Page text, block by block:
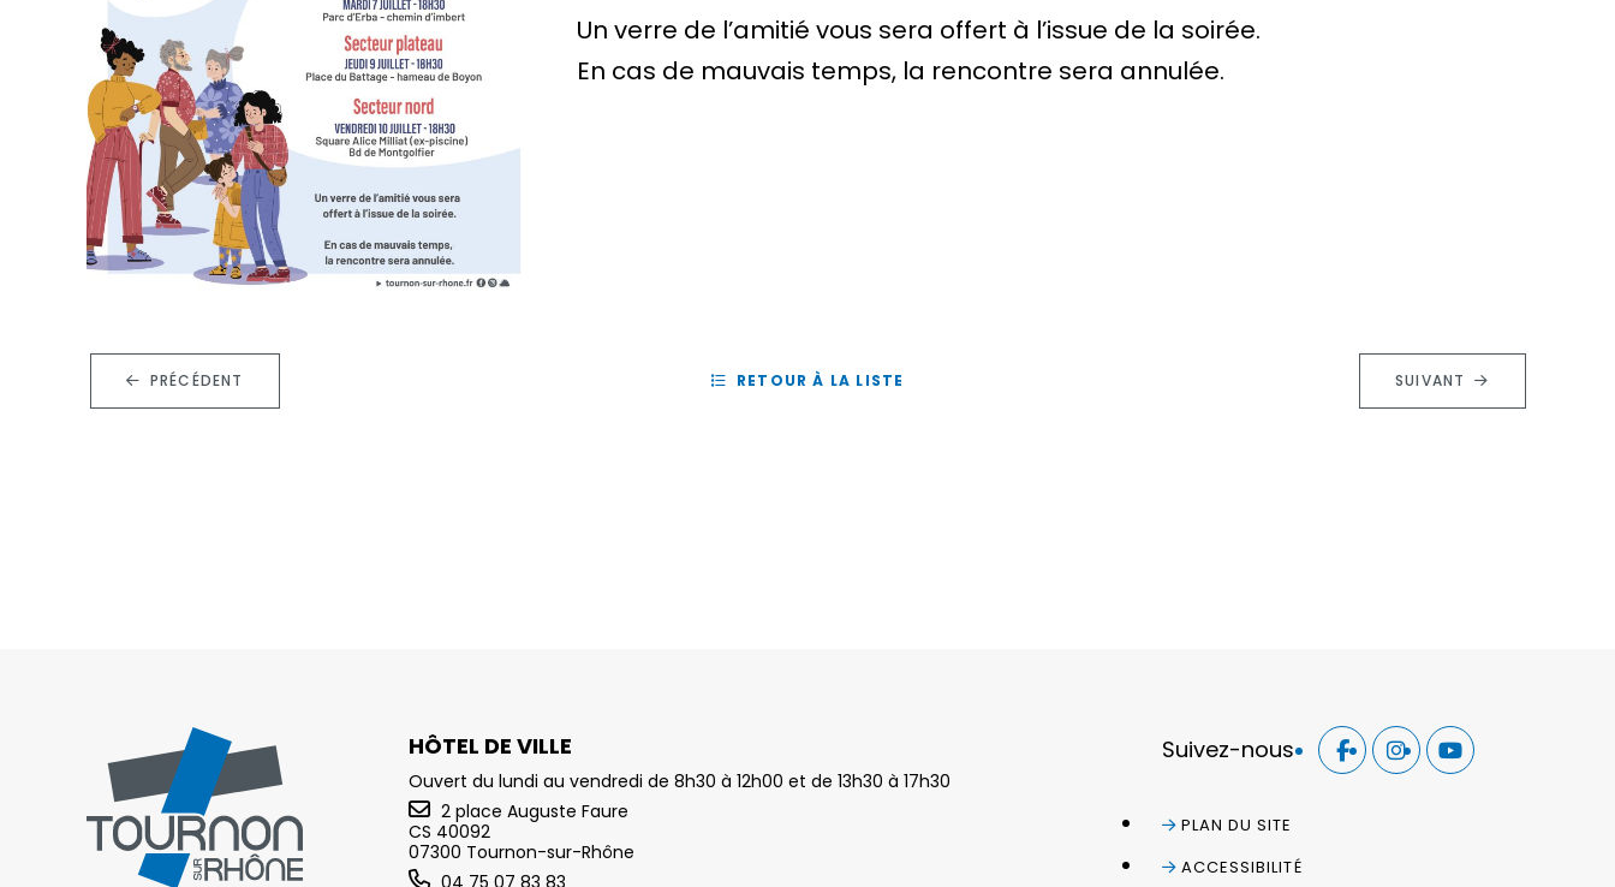
Un verre de l’amitié vous sera offert à l’issue de la soirée.
En cas de mauvais temps, la rencontre sera annulée.
PRÉCÉDENT RETOUR À LA LISTE SUIVANT
HÔTEL DE VILLE
Ouvert du lundi au vendredi de 8h30 à 12h00 et de 13h30 à 17h30
2 place Auguste Faure
CS 40092
07300 Tournon-sur-Rhône
04 75 07 83 83
Suivez-nous
PLAN DU SITE
ACCESSIBILITÉ